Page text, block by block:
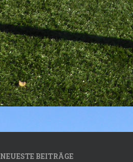
NEUESTE BEITRÄGE